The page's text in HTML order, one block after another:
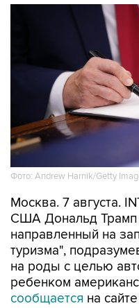
Фото: Andrew Harnik/Getty
Москва. 7 августа.
США Дональд Трамп
направленный на
туризма",
на роды с целью
ребенком
сообщается на